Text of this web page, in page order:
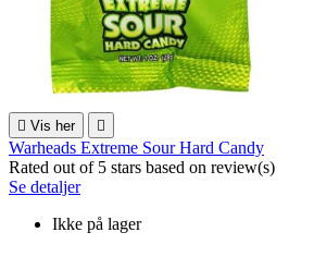
 Vis her 
Warheads Extreme Sour Hard Candy
Rated out of 5 stars based on review(s)
Se detaljer
Ikke på lager